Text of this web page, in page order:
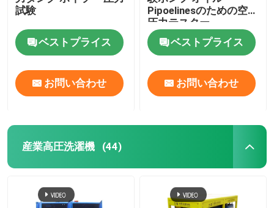
試験
ベストプライス
お問い合わせ
Pipoelinesのための空気
圧力テスター
ベストプライス
お問い合わせ
産業高圧洗濯機 (44)